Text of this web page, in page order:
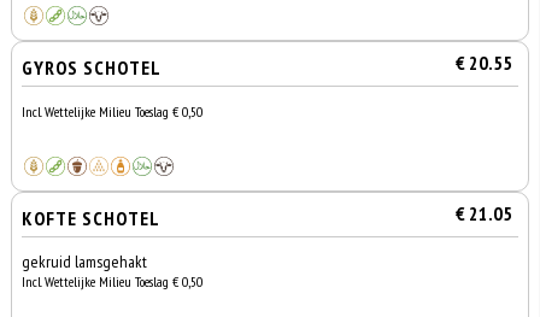
GYROS SCHOTEL € 20.55
Incl. Wettelijke Milieu Toeslag € 0,50
KOFTE SCHOTEL € 21.05
gekruid lamsgehakt
Incl. Wettelijke Milieu Toeslag € 0,50